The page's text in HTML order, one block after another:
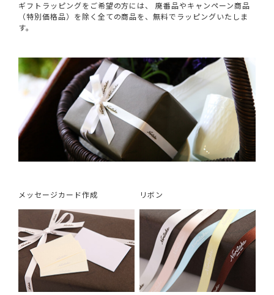
ギフトラッピングをご希望の方には、 廃番品やキャンペーン商品
（特別価格品）を除く全ての商品を、無料でラッピングいたしま
す。
メッセージカード作成 リボン